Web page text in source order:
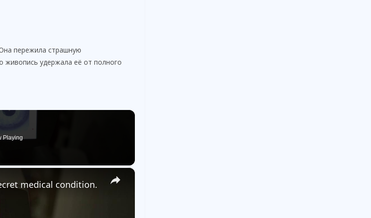
пережила страшную
живопись удержала её от полного
Playing
×
medical condition.